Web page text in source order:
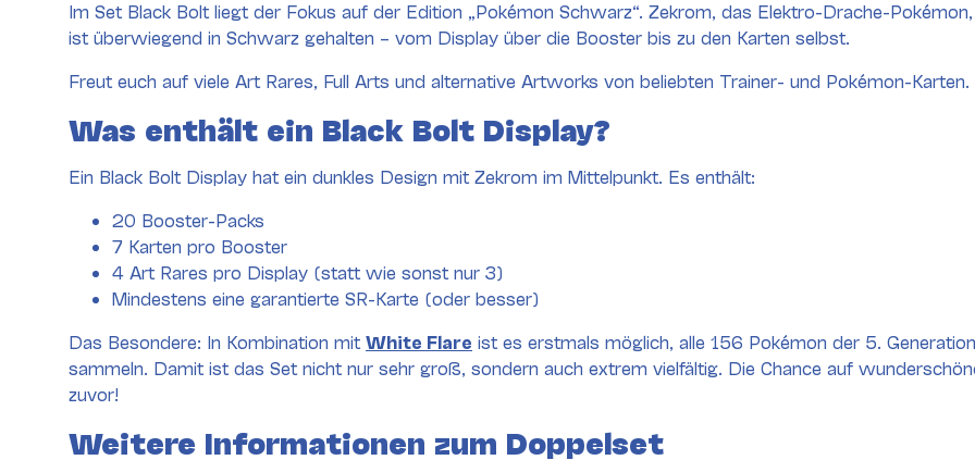
Im Set Black Bolt liegt der Fokus auf der Edition „Pokémon Schwarz“. Zekrom, das Elektro-Drache-
ist überwiegend in Schwarz gehalten – vom Display über die Booster bis zu den Karten selbst.
Freut euch auf viele Art Rares, Full Arts und alternative Artworks von beliebten Trainer- und Pokémon-Karten.
Was enthält ein Black Bolt Display?
Ein Black Bolt Display hat ein dunkles Design mit Zekrom im Mittelpunkt. Es enthält:
20 Booster-Packs
7 Karten pro Booster
4 Art Rares pro Display (statt wie sonst nur 3)
Mindestens eine garantierte SR-Karte (oder besser)
Das Besondere: In Kombination mit White Flare ist es erstmals möglich, alle 156 Pokémon der 5.
sammeln. Damit ist das Set nicht nur sehr groß, sondern auch extrem vielfältig. Die Chance auf
zuvor!
Weitere Informationen zum Doppelset